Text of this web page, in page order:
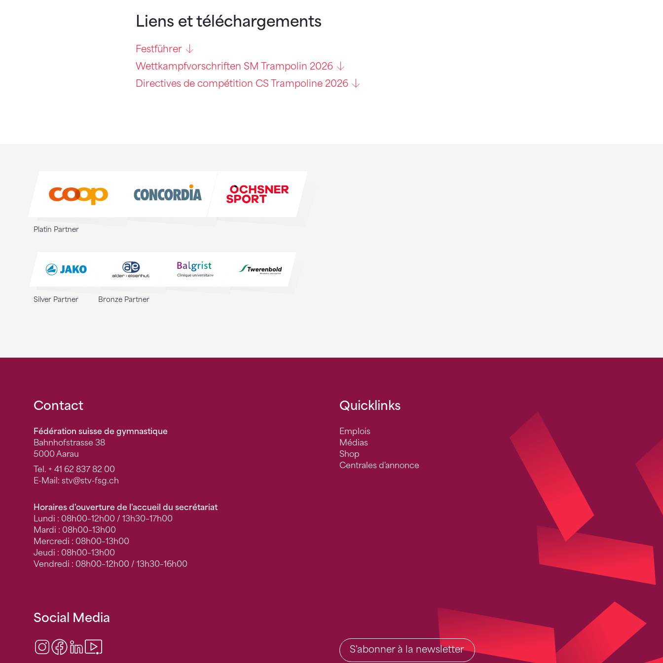
Liens et téléchargements
Festführer
Wettkampfvorschriften SM Trampolin 2026
Directives de compétition CS Trampoline 2026
Platin Partner
Silver Partner Bronze Partner
Fusszeile
Contact
Fédération suisse de gymnastique
Bahnhofstrasse 38
5000 Aarau
Tel. + 41 62 837 82 00
E-Mail: stv@stv-fsg.ch
Horaires d'ouverture de l'accueil du secrétariat
Lundi : 08h00–12h00 / 13h30–17h00
Mardi : 08h00–13h00
Mercredi : 08h00–13h00
Jeudi : 08h00–13h00
Vendredi : 08h00–12h00 / 13h30–16h00
Quicklinks
Emplois
Médias
Shop
Centrales d'annonce
Social Media
Instagram
Facebook
LinkedIn S'abonner à la newsletter